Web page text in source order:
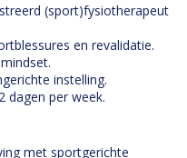
(sport)fysiotherapeut
en revalidatie.
instelling.
dagen per week.
met sportgerichte